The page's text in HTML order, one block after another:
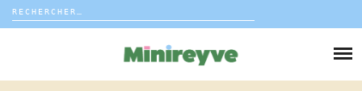
Rechercher :